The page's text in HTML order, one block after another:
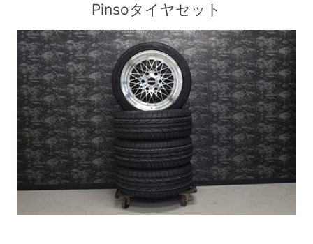
Pinsoタイヤセット